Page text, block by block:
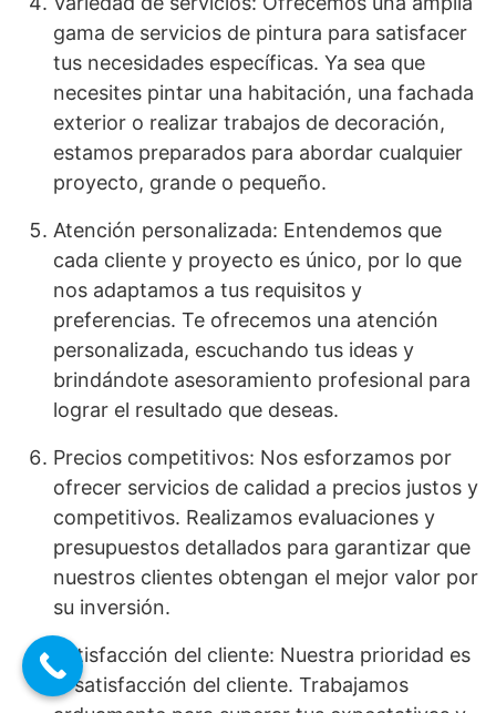
gama de servicios de pintura para satisfacer
tus necesidades específicas. Ya sea que
necesites pintar una habitación, una fachada
exterior o realizar trabajos de decoración,
estamos preparados para abordar cualquier
proyecto, grande o pequeño.
Atención personalizada: Entendemos que
cada cliente y proyecto es único, por lo que
nos adaptamos a tus requisitos y
preferencias. Te ofrecemos una atención
personalizada, escuchando tus ideas y
brindándote asesoramiento profesional para
lograr el resultado que deseas.
Precios competitivos: Nos esforzamos por
ofrecer servicios de calidad a precios justos y
competitivos. Realizamos evaluaciones y
presupuestos detallados para garantizar que
nuestros clientes obtengan el mejor valor por
su inversión.
Satisfacción del cliente: Nuestra prioridad es
la satisfacción del cliente. Trabajamos